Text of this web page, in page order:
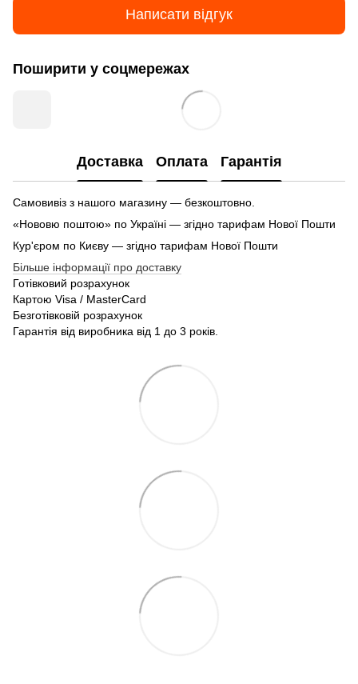
Написати відгук
Поширити у соцмережах
Доставка Оплата Гарантія
Самовивіз з нашого магазину — безкоштовно.
«Нововю поштою» по Україні — згідно тарифам Нової Пошти
Кур'єром по Києву — згідно тарифам Нової Пошти
Більше інформації про доставку
Готівковий розрахунок
Картою Visa / MasterCard
Безготівковій розрахунок
Гарантія від виробника від 1 до 3 років.